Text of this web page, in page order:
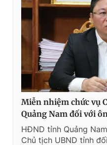
Miễn nhiệm chức vụ
Quảng Nam đối với
HĐND tỉnh Quảng
Chủ tịch UBND tỉnh